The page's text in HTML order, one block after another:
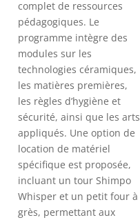
complet de ressources
pédagogiques. Le
programme intègre des
modules sur les
technologies céramiques,
les matières premières,
les règles d’hygiène et
sécurité, ainsi que les arts
appliqués. Une option de
location de matériel
spécifique est proposée,
incluant un tour Shimpo
Whisper et un petit four à
grès, permettant aux